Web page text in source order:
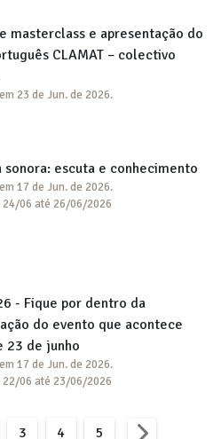
masterclass e apresentação do
CLAMAT – colectivo
23 de Jun. de 2026.
sonora: escuta e conhecimento
17 de Jun. de 2026.
24/06 até 26/06/2026
- Fique por dentro da
do evento que acontece
23 de junho
17 de Jun. de 2026.
22/06 até 23/06/2026
3 4 5